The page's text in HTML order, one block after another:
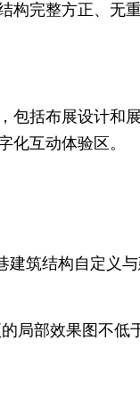
完整方正、无
括布展设计和
化互动体验区。
结构自定义
部效果图不低于